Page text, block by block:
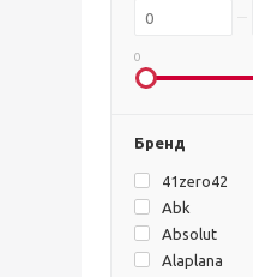
0
Бренд
41zero42
Abk
Absolut
Alaplana